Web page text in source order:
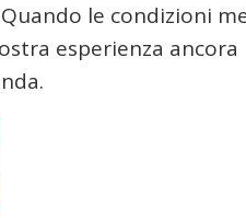
le condizioni
esperienza ancora